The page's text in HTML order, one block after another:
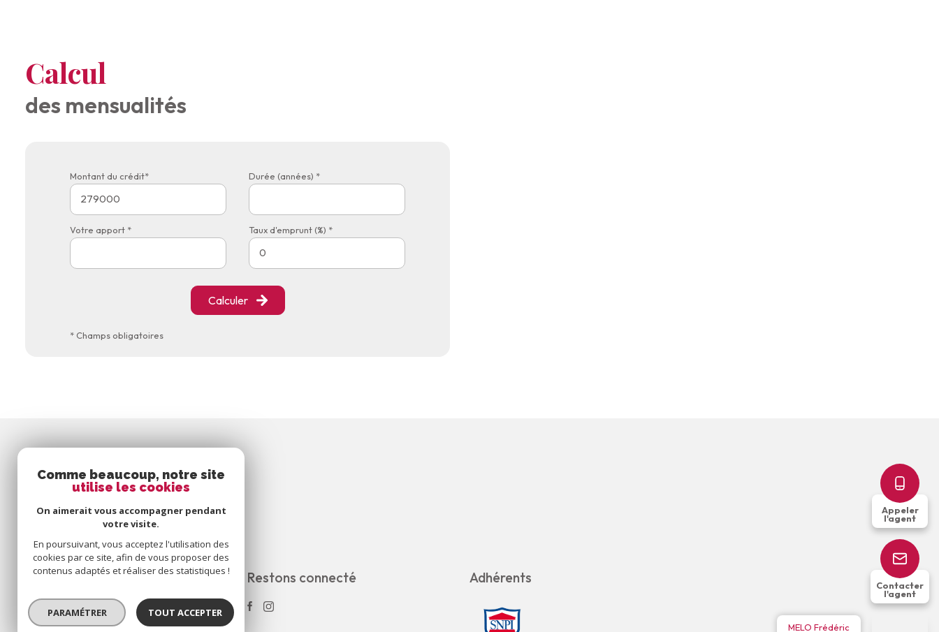
MELO Frédéric
Appeler
l'agent
Contacter
l'agent
Calcul
des mensualités
Montant du crédit* Durée (années) *
Votre apport * Taux d'emprunt (%) *
Calculer
* Champs obligatoires
Cabinet Melo Immobilier
0164586699
cabinetmeloimmobilier@orange.fr
Restons connecté Adhérents
Comme beaucoup, notre site
utilise les cookies
On aimerait vous accompagner pendant
votre visite.
En poursuivant, vous acceptez l'utilisation des
cookies par ce site, afin de vous proposer des
contenus adaptés et réaliser des statistiques !
PARAMÉTRER TOUT ACCEPTER